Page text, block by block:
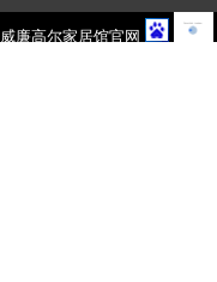
威廉高尔家居馆官网